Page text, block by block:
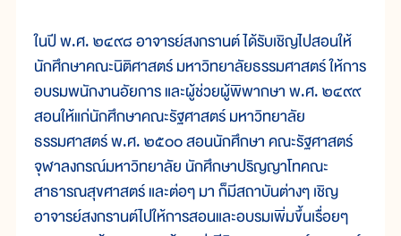
ในปี พ.ศ. ๒๔๙๘ อาจารย์สงกรานต์ ได้รับเชิญไปสอนให้
นักศึกษาคณะนิติศาสตร์ มหาวิทยาลัยธรรมศาสตร์ ให้การ
อบรมพนักงานอัยการ และผู้ช่วยผู้พิพากษา พ.ศ. ๒๔๙๙
สอนให้แก่นักศึกษาคณะรัฐศาสตร์ มหาวิทยาลัย
ธรรมศาสตร์ พ.ศ. ๒๕๐๐ สอนนักศึกษา คณะรัฐศาสตร์
จุฬาลงกรณ์มหาวิทยาลัย นักศึกษาปริญญาโทคณะ
สาธารณสุขศาสตร์ และต่อๆ มา ก็มีสถาบันต่างๆ เชิญ
อาจารย์สงกรานต์ไปให้การสอนและอบรมเพิ่มขึ้นเรื่อยๆ